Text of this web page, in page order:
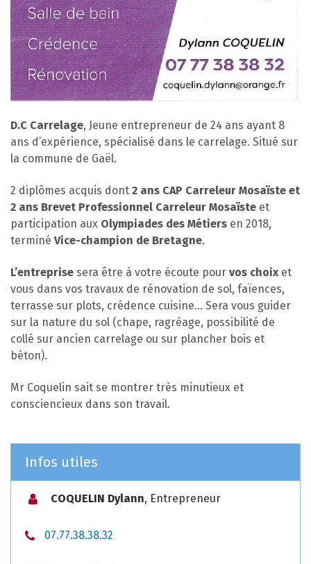
D.C Carrelage, Jeune entrepreneur de 24 ans ayant 8
ans d’expérience, spécialisé dans le carrelage. Situé sur
la commune de Gaël.
2 diplômes acquis dont 2 ans CAP Carreleur Mosaïste et
2 ans Brevet Professionnel Carreleur Mosaïste et
participation aux Olympiades des Métiers en 2018,
terminé Vice-champion de Bretagne.
L’entreprise sera être à votre écoute pour vos choix et
vous dans vos travaux de rénovation de sol, faïences,
terrasse sur plots, crédence cuisine… Sera vous guider
sur la nature du sol (chape, ragréage, possibilité de
collé sur ancien carrelage ou sur plancher bois et
béton).
Mr Coquelin sait se montrer très minutieux et
consciencieux dans son travail.
Infos utiles
COQUELIN Dylann, Entrepreneur
07.77.38.38.32